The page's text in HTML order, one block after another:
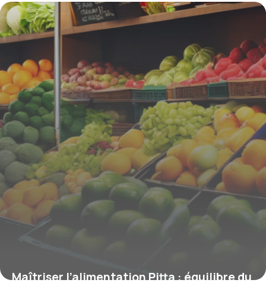
équilibrer ces doshas essentiels
9 mars 2026
Maîtriser l’alimentation Pitta : équilibre du